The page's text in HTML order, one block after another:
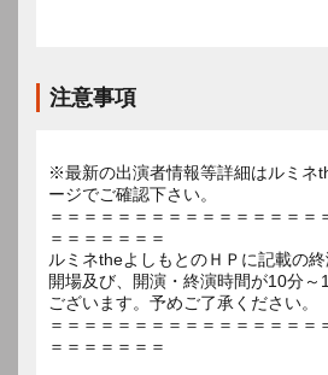
注意事項
※最新の出演者情報等詳細はルミネ
ージでご確認下さい。
＝＝＝＝＝＝＝＝＝＝＝＝＝＝＝＝
＝＝＝＝＝＝＝
ルミネtheよしもとのＨＰに記載の終
開場及び、開演・終演時間が10分
ございます。予めご了承ください。
＝＝＝＝＝＝＝＝＝＝＝＝＝＝＝＝
＝＝＝＝＝＝＝